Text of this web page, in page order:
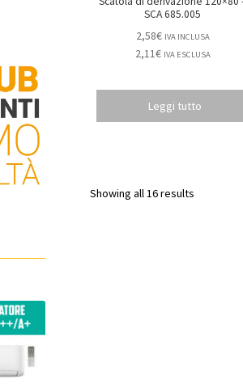
SCA 685.005
2,58€ IVA INCLUSA
2,11€ IVA ESCLUSA
Leggi tutto
Showing all 16 results